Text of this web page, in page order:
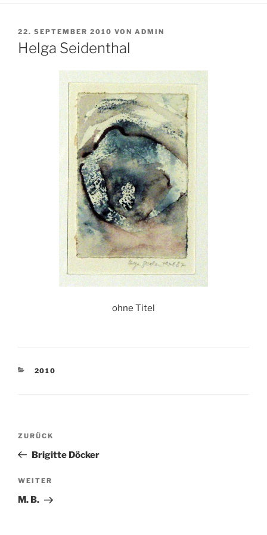
VERÖFFENTLICHT
AM
22. SEPTEMBER 2010 VON ADMIN
Helga Seidenthal
ohne Titel
KATEGORIEN
2010
Beitragsnavigation
Vorheriger
Beitrag
ZURÜCK
Brigitte Döcker
Nächster
Beitrag
WEITER
M. B.